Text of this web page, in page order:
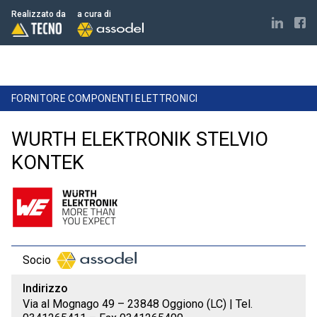
Realizzato da a cura di
FORNITORE COMPONENTI ELETTRONICI
WURTH ELEKTRONIK STELVIO
KONTEK
Socio
Indirizzo
Via al Mognago 49 – 23848 Oggiono (LC) | Tel.